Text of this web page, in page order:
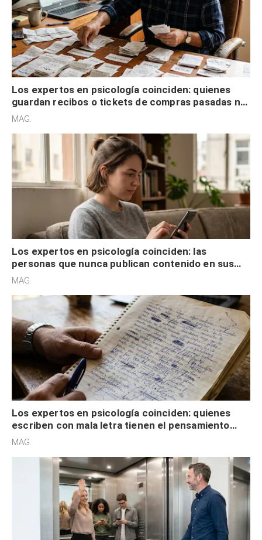
Los expertos en psicología coinciden: quienes
guardan recibos o tickets de compras pasadas no
son acumuladores, sino que tienen necesidad de
MAG.
Los expertos en psicología coinciden: las
personas que nunca publican contenido en sus
redes sociales no pretenden buscar validación
MAG.
Los expertos en psicología coinciden: quienes
escriben con mala letra tienen el pensamiento
acelerado y no lo hacen por desinterés
MAG.